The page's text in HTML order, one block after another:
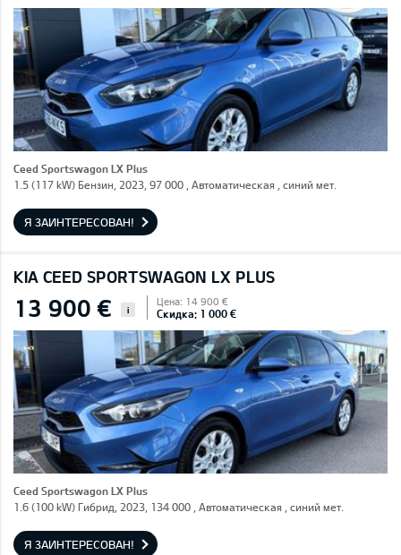
Ceed Sportswagon LX Plus
1.5 (117 kW) Бензин, 2023, 97 000 , Автоматическая , синий мет.
Я ЗАИНТЕРЕСОВАН!
KIA CEED SPORTSWAGON LX PLUS
13 900 € i
Цена: 14 900 €
Скидка: 1 000 €
Ceed Sportswagon LX Plus
1.6 (100 kW) Гибрид, 2023, 134 000 , Автоматическая , синий мет.
Я ЗАИНТЕРЕСОВАН!